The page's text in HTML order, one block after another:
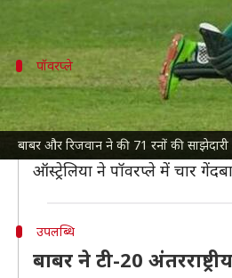
बाबर और रिजवान ने की 71 रनों की साझेदारी
पॉवरप्ले
पाकिस्तान ने की
पाकिस्तान से बाबर आजम और
रन बनाए जबकि रिजवान ने 18
ऑस्ट्रेलिया ने पॉवरप्ले में चार
उपलब्धि
बाबर ने टी-20